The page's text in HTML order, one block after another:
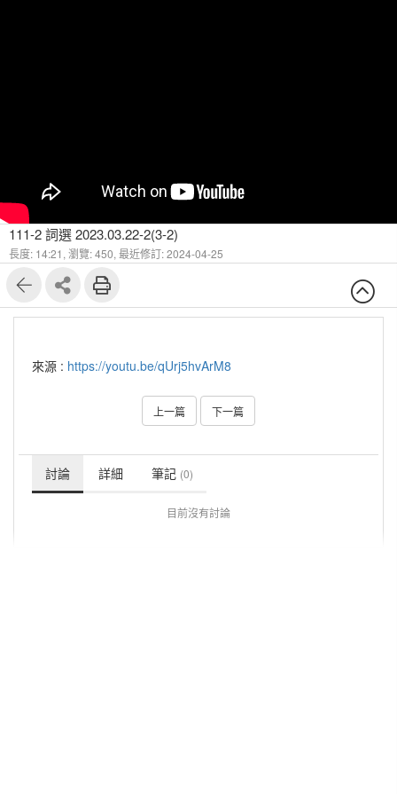
111-2 詞選 2023.03.22-2(3-2)
長度: 14:21, 瀏覽: 450, 最近修訂: 2024-04-25
來源 : https://youtu.be/qUrj5hvArM8
上一篇 下一篇
討論 詳細 筆記 (0)
目前沒有討論